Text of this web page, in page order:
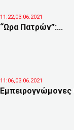
11:22,03.06.2021
“Ωρα Πατρών”:...
11:06,03.06.2021
Εμπειρογνώμονες